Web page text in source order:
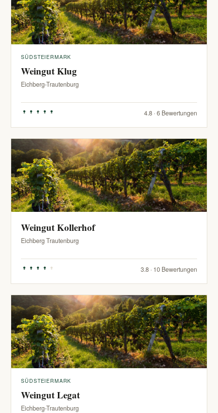
SÜDSTEIERMARK
Weingut Klug
Eichberg-Trautenburg
4.8 · 6 Bewertungen
Weingut Kollerhof
Eichberg Trautenburg
3.8 · 10 Bewertungen
SÜDSTEIERMARK
Weingut Legat
Eichberg-Trautenburg